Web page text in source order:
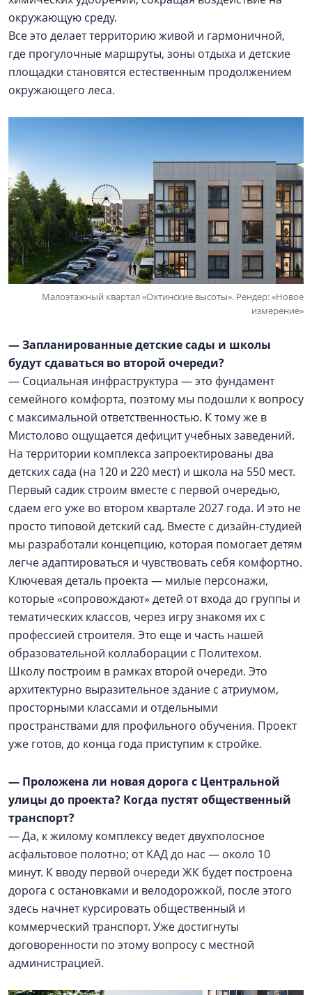
окружающую среду.
Все это делает территорию живой и гармоничной,
где прогулочные маршруты, зоны отдыха и детские
площадки становятся естественным продолжением
окружающего леса.
Малоэтажный квартал «Охтинские высоты». Рендер: «Новое
измерение»
— Запланированные детские сады и школы
будут сдаваться во второй очереди?
— Социальная инфраструктура — это фундамент
семейного комфорта, поэтому мы подошли к вопросу
с максимальной ответственностью. К тому же в
Мистолово ощущается дефицит учебных заведений.
На территории комплекса запроектированы два
детских сада (на 120 и 220 мест) и школа на 550 мест.
Первый садик строим вместе с первой очередью,
сдаем его уже во втором квартале 2027 года. И это не
просто типовой детский сад. Вместе с дизайн-студией
мы разработали концепцию, которая помогает детям
легче адаптироваться и чувствовать себя комфортно.
Ключевая деталь проекта — милые персонажи,
которые «сопровождают» детей от входа до группы и
тематических классов, через игру знакомя их с
профессией строителя. Это еще и часть нашей
образовательной коллаборации с Политехом.
Школу построим в рамках второй очереди. Это
архитектурно выразительное здание с атриумом,
просторными классами и отдельными
пространствами для профильного обучения. Проект
уже готов, до конца года приступим к стройке.
— Проложена ли новая дорога с Центральной
улицы до проекта? Когда пустят общественный
транспорт?
— Да, к жилому комплексу ведет двухполосное
асфальтовое полотно; от КАД до нас — около 10
минут. К вводу первой очереди ЖК будет построена
дорога с остановками и велодорожкой, после этого
здесь начнет курсировать общественный и
коммерческий транспорт. Уже достигнуты
договоренности по этому вопросу с местной
администрацией.